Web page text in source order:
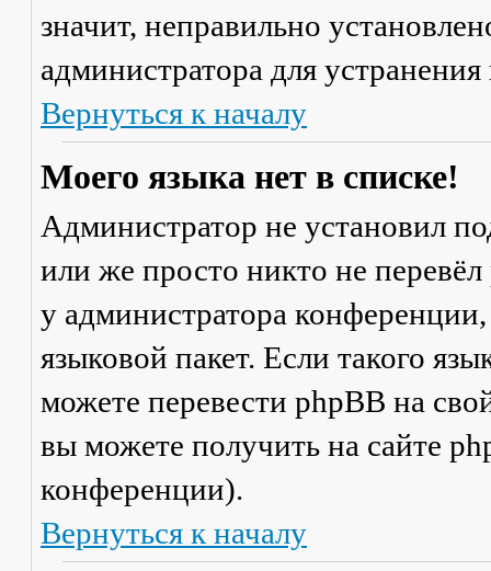
значит, неправильно
администратора для
Вернуться к началу
Моего языка нет в списке!
Администратор не установил
или же просто никто не
у администратора
языковой пакет. Если такого
можете перевести phpBB на
вы можете получить на сайте
конференции).
Вернуться к началу